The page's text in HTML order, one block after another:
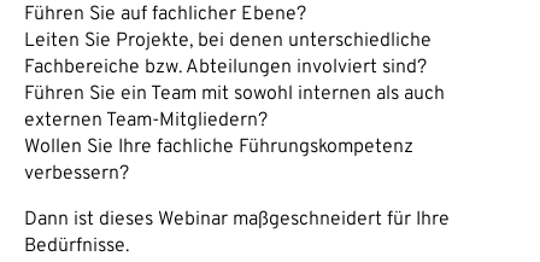
Führen Sie auf fachlicher Ebene?
Leiten Sie Projekte, bei denen unterschiedliche
Fachbereiche bzw. Abteilungen involviert sind?
Führen Sie ein Team mit sowohl internen als auch
externen Team-Mitgliedern?
Wollen Sie Ihre fachliche Führungskompetenz
verbessern?
Dann ist dieses Webinar maßgeschneidert für Ihre
Bedürfnisse.